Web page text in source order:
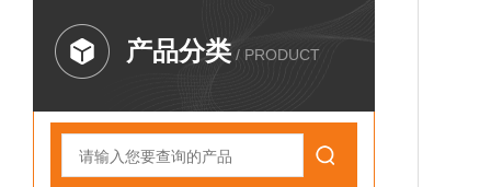
产品分类 / PRODUCT